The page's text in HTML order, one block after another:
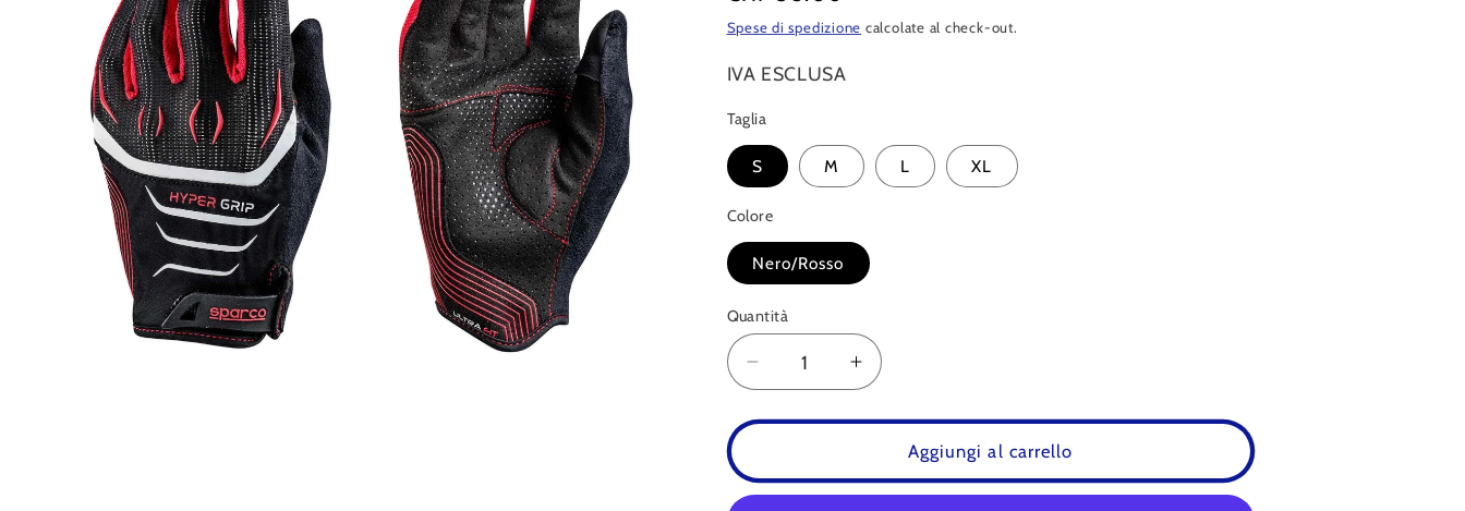
di
Spese di spedizione calcolate al check-out.
IVA ESCLUSA
Taglia
S M L XL
Colore
Nero/Rosso
Quantità
Quantità
Diminuisci
quantità
per
Gaming
HYPERGRIP
Aumenta
quantità
per
Guanti
Gaming
HYPERGRIP
Aggiungi al carrello